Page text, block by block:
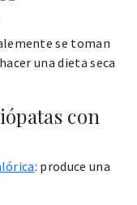
se toman
una dieta seca
con
: produce una